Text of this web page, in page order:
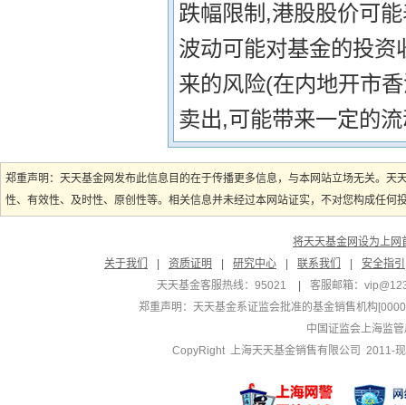
跌幅限制,港股股价可
波动可能对基金的投
来的风险(在内地开市
卖出,可能带来一定的
郑重声明：天天基金网发布此信息目的在于传播更多信息，与本网站立场无关。
性、有效性、及时性、原创性等。相关信息并未经过本网站证实，不对您构成任
将天天基金网设为上网
关于我们
资质证明 研究中心 联系我们
安全指引
天天基金客服热线：95021
客服邮箱：
郑重声明：天天基金系证监会批准的基金销售机构
中国证监会上海监
CopyRight 上海天天基金销售有限公司 2011-